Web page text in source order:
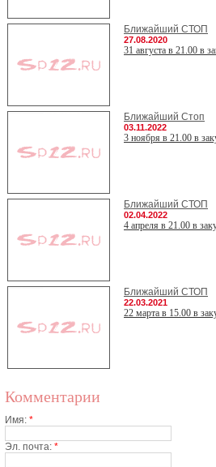
Ближайший СТОП
27.08.2020
31 августа в 21.00 в
Ближайший Стоп
03.11.2022
3 ноября в 21.00 в
Ближайший СТОП
02.04.2022
4 апреля в 21.00 в
Ближайший СТОП
22.03.2021
22 марта в 15.00 в
Комментарии
Имя: *
Эл. почта: *